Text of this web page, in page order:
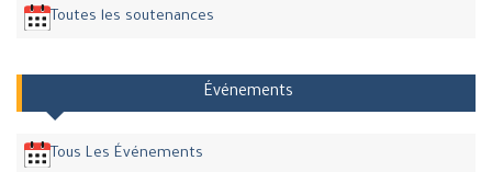
Toutes les soutenances
Événements
Tous Les Événements